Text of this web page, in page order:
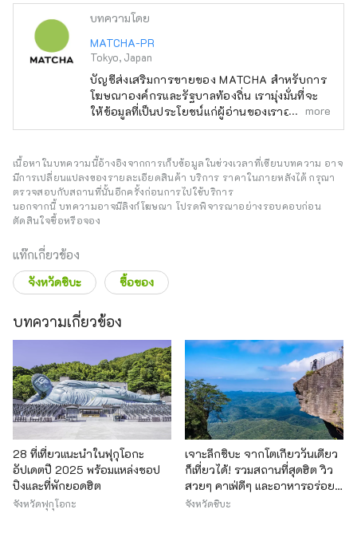
บทความโดย
MATCHA-PR
Tokyo, Japan
บัญชีส่งเสริมการขายของ MATCHA สำหรับการ
โฆษณาองค์กรและรัฐบาลท้องถิ่น เรามุ่งมั่นที่จะ
ให้ข้อมูลที่เป็นประโยชน์แก่ผู้อ่านของเราอย่าง
สนุกสนาน
more
เนื้อหาในบทความนี้อ้างอิงจากการเก็บข้อมูลในช่วงเวลาที่เขียนบทความ อาจ
มีการเปลี่ยนแปลงของรายละเอียดสินค้า บริการ ราคาในภายหลังได้ กรุณา
ตรวจสอบกับสถานที่นั้นอีกครั้งก่อนการไปใช้บริการ
นอกจากนี้ บทความอาจมีลิงก์โฆษณา โปรดพิจารณาอย่างรอบคอบก่อน
ตัดสินใจซื้อหรือจอง
แท๊กเกี่ยวข้อง
จังหวัดชิบะ ซื้อของ
บทความเกี่ยวข้อง
28 ที่เที่ยวแนะนำในฟุกุโอกะ
อัปเดตปี 2025 พร้อมแหล่งชอป
ปิงและที่พักยอดฮิต
จังหวัดฟุกุโอกะ
เจาะลึกชิบะ จากโตเกียววันเดียว
ก็เที่ยวได้! รวมสถานที่สุดฮิต วิว
สวยๆ คาเฟ่ดีๆ และอาหารอร่อยๆ
ไว้หมดแล้วที่นี่!
จังหวัดชิบะ